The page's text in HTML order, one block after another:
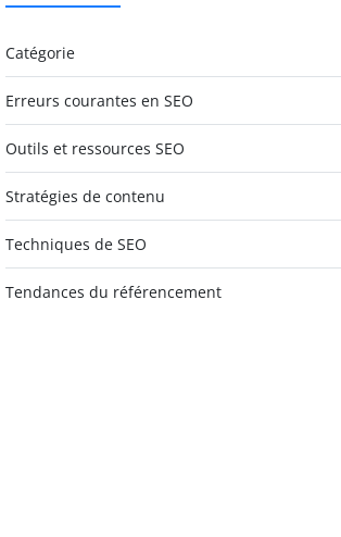
Catégorie
Erreurs courantes en SEO
Outils et ressources SEO
Stratégies de contenu
Techniques de SEO
Tendances du référencement